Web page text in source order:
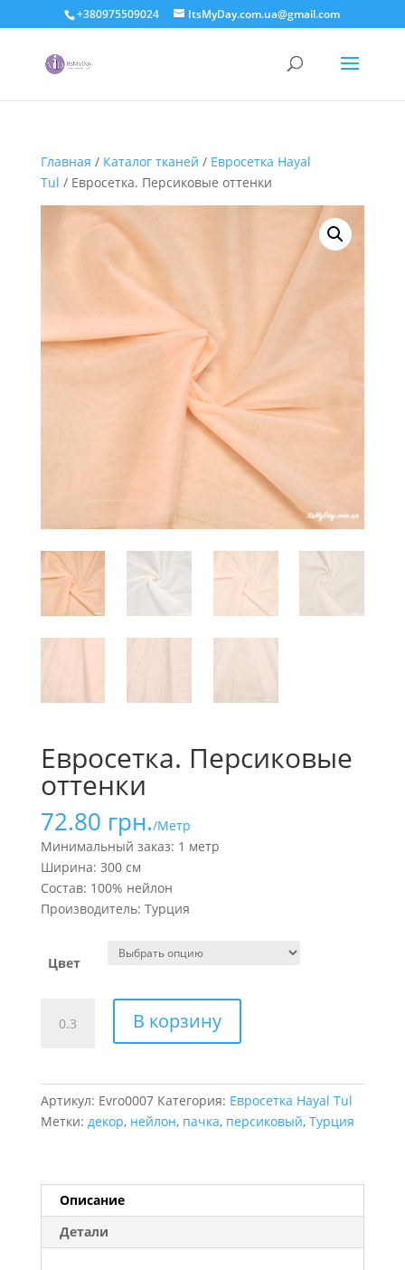
+380975509024 ItsMyDay.com.ua@gmail.com
Главная / Каталог тканей / Евросетка Hayal
Tul / Евросетка. Персиковые оттенки
Евросетка. Персиковые
оттенки
72.80 грн./Метр
Минимальный заказ: 1 метр
Ширина: 300 см
Состав: 100% нейлон
Производитель: Турция
Цвет
товара
В корзину
Артикул: Evro0007 Категория: Евросетка Hayal Tul
Метки: декор, нейлон, пачка, персиковый, Турция
Описание
Детали